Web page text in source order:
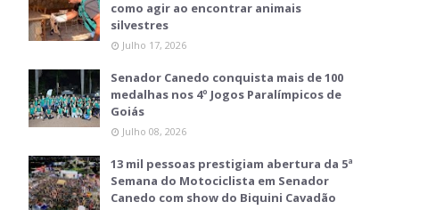
como agir ao encontrar animais
silvestres
Julho 17, 2026
Senador Canedo conquista mais de 100
medalhas nos 4º Jogos Paralímpicos de
Goiás
Julho 08, 2026
13 mil pessoas prestigiam abertura da 5ª
Semana do Motociclista em Senador
Canedo com show do Biquini Cavadão